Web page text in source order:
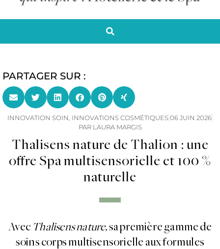
PARTAGER SUR :
INNOVATION SOIN INNOVATIONS COSMÉTIQUES 06 JUIN 2026
PARLAURA MARGIS
Thalisens nature de Thalion : une
offre Spa multisensorielle et 100 %
naturelle
Avec Thalisens nature,sa première gamme de
soins corps multisensorielle aux formules